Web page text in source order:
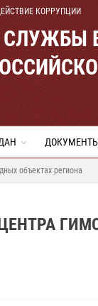
КОРРУПЦИИ
СЛУЖБЫ
объектах региона